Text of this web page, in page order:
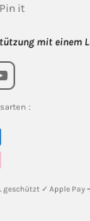
Pin it
mit einem
Y
o
u
u
b
e
:
✓ Apple